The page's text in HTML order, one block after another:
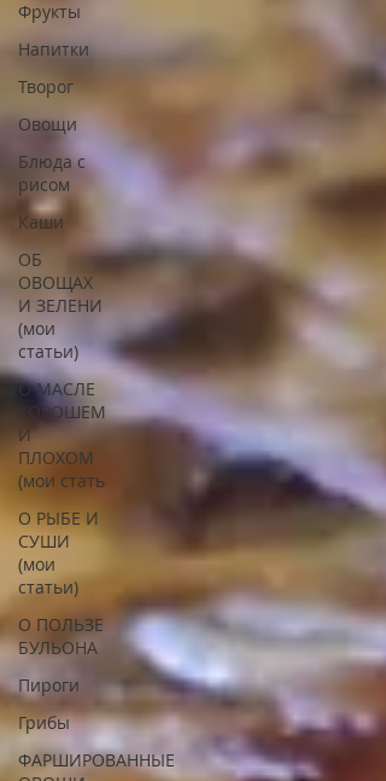
Фрукты
Напитки
Творог
Овощи
Блюда с
рисом
Каши
ОБ
ОВОЩАХ
И ЗЕЛЕНИ
(мои
статьи)
О МАСЛЕ
ХОРОШЕМ
И
ПЛОХОМ
(мои стать
О РЫБЕ И
СУШИ
(мои
статьи)
О ПОЛЬЗЕ
БУЛЬОНА
Пироги
Грибы
ФАРШИРОВАННЫЕ